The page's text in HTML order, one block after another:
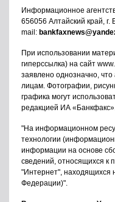
Информационное
656056 Алтайский край, г.
mail:
При использовании
гиперссылка) на сайт
заявлено однозначно,
лицам. Фотографии,
графика могут
редакцией ИА «Банкфакс».
"На информационном
технологии
информации на основе
сведений, относящихся к
"Интернет", находящихся
Федерации)".